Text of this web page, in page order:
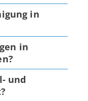
in
in
und